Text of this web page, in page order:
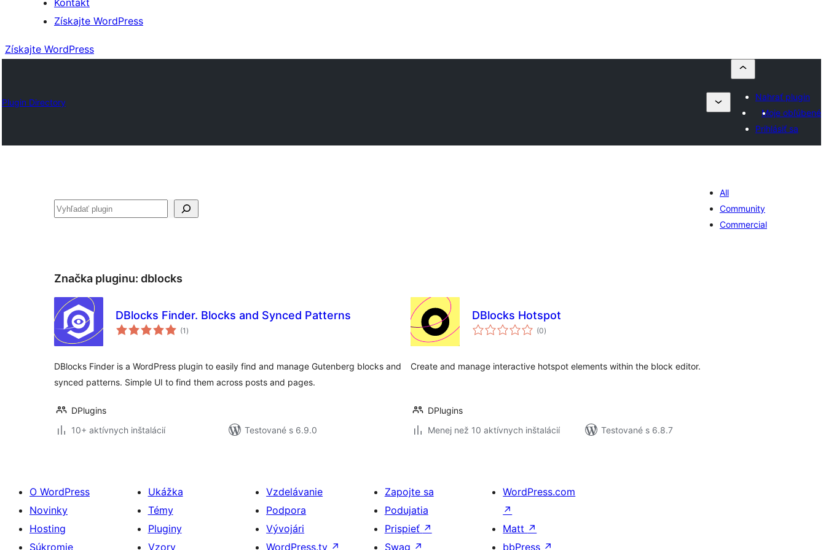
Kontakt
Získajte WordPress
Získajte WordPress
Plugin Directory
Nahrať plugin
Moje obľúbené
Prihlásiť sa
Hľadať
All
Community
Commercial
Značka pluginu: dblocks
DBlocks Finder. Blocks and Synced Patterns
(1 celkové
hodnotenie
)
DBlocks Finder is a WordPress plugin to easily find and manage Gutenberg blocks and
synced patterns. Simple UI to find them across posts and pages.
DPlugins
10+ aktívnych inštalácií
Testované s 6.9.0
DBlocks Hotspot
(0celkové
hodnotenie
)
Create and manage interactive hotspot elements within the block editor.
DPlugins
Menej než 10 aktívnych inštalácií
Testované s 6.8.7
O WordPress
Novinky
Hosting
Súkromie
Ukážka
Témy
Pluginy
Vzory
Vzdelávanie
Podpora
Vývojári
WordPress.tv ↗
Zapojte sa
Podujatia
Prispieť ↗
Swag ↗
WordPress.com
↗
Matt ↗
bbPress ↗